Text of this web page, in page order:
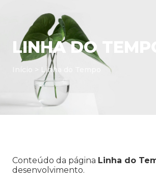
LINHA DO TEMPO
> Linha do Tempo
Conteúdo da página Linha do
desenvolvimento.